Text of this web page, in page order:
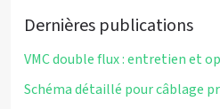
Dernières publications
VMC double flux : entretien et
Schéma détaillé pour câblage